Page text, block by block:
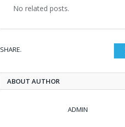
No related posts.
SHARE.
ABOUT AUTHOR
ADMIN